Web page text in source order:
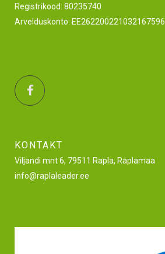
Registrikood: 80235740
Arvelduskonto: EE262200221032167596
KONTAKT
Viljandi mnt 6, 79511 Rapla, Raplamaa
info@raplaleader.ee